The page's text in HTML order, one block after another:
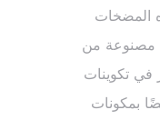
المضخات
مصنوعة من
في تكوينات
بمكونات